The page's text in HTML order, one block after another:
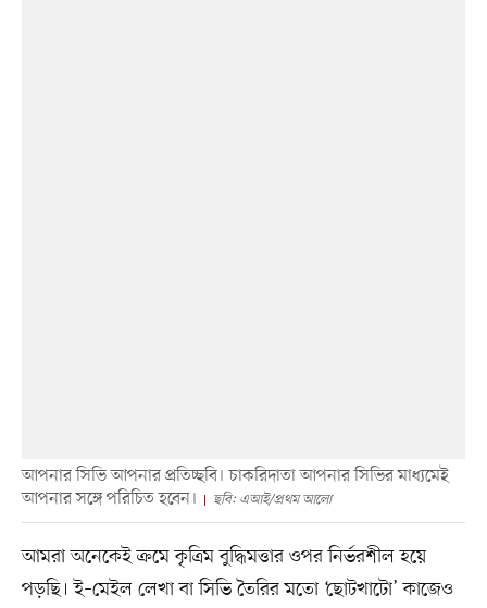
আপনার সিভি আপনার প্রতিচ্ছবি। চাকরিদাতা আপনার সিভির মাধ্যমেই
আপনার সঙ্গে পরিচিত হবেন।
ছবি: এআই/প্রথম আলো
আমরা অনেকেই ক্রমে কৃত্রিম বুদ্ধিমত্তার ওপর নির্ভরশীল হয়ে
পড়ছি। ই–মেইল লেখা বা সিভি তৈরির মতো ‘ছোটখাটো’ কাজেও